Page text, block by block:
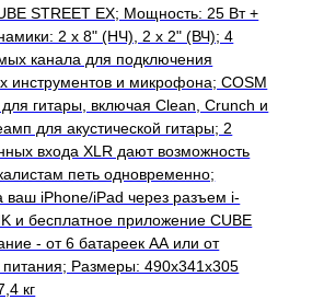
STREET EX; Мощность: 25 Вт +
2 х 8" (НЧ), 2 х 2" (ВЧ); 4
канала для подключения
инструментов и микрофона; COSM
гитары, включая Clean, Crunch и
для акустической гитары; 2
входа XLR дают возможность
петь одновременно;
ваш iPhone/iPad через разъем i-
и бесплатное приложение CUBE
- от 6 батареек АА или от
питания; Размеры: 490х341х305
кг